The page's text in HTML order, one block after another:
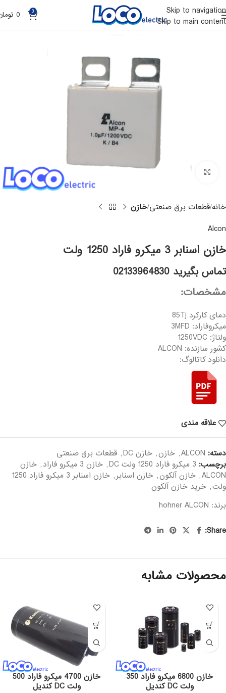
Skip to navigation
Skip to main content
0
0
Click to enlarge
خانه قطعات برق صنعتی خازن
Alcon
خازن اسنابر 3 میکرو فاراد 1250 ولت
تماس بگیرید 02133964830
مشخصات:
دمای کارکرد 85Tj
میکروفاراد: 3MFD
ولتاژ: 1250VDC
کشور سازنده: ALCON
دانلود کاتالوگ:
علاقه مندی
دسته: ALCON
, خازن, خازن DC , قطعات برق صنعتی
برچسب: 3 میکرو فاراد 1250 ولت DC , خازن 3 میکرو فاراد , خازن
ALCON
, خازن آلکون, خازن اسنابر ,
خازن اسنابر 3 میکرو فاراد 1250
ولت, خرید خازن آلکون
برند: hohner ALCON
Share:
محصولات مشابه
خازن 6800 میکرو فاراد 350
ولت DC کندیل
خازن 4700 میکرو فاراد 500
ولت DC کندیل